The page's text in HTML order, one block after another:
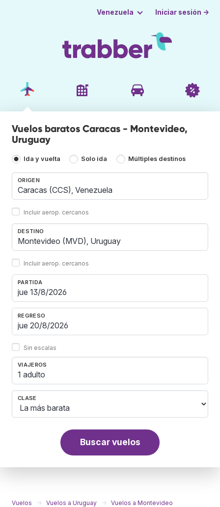
Venezuela Iniciar sesión →
Vuelos baratos Caracas - Montevideo,
Uruguay
Ida y vuelta Solo ida Múltiples destinos
ORIGEN
Incluir aerop. cercanos
DESTINO
Incluir aerop. cercanos
PARTIDA
REGRESO
Sin escalas
VIAJEROS
1 adulto
CLASE
Buscar vuelos
Vuelos Vuelos a Uruguay
Vuelos a Montevideo